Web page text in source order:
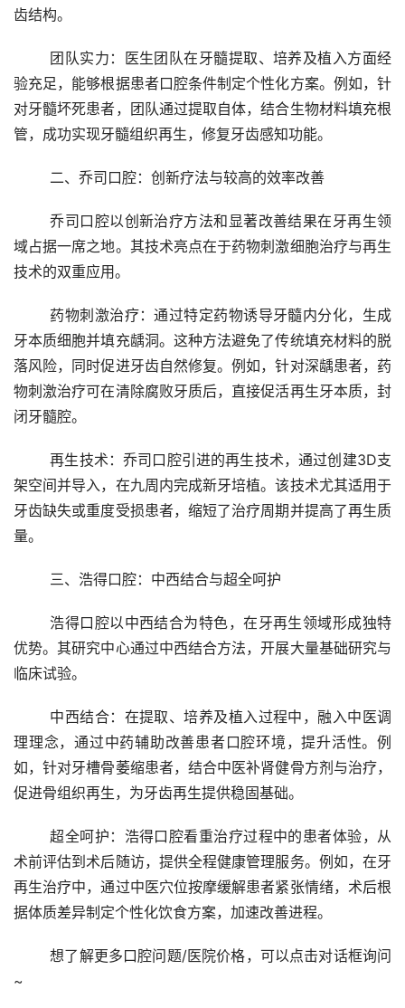
齿结构。
验充足，能够根据患者口腔条件制定个性化方案。例如，针
对牙髓坏死患者，团队通过提取自体，结合生物材料填充根
管，成功实现牙髓组织再生，修复牙齿感知功能。
	二、乔司口腔：创新疗法与较高的效率改善
	乔司口腔以创新治疗方法和显著改善结果在牙再生领
域占据一席之地。其技术亮点在于药物刺激细胞治疗与再生
技术的双重应用。
牙本质细胞并填充龋洞。这种方法避免了传统填充材料的脱
落风险，同时促进牙齿自然修复。例如，针对深龋患者，药
物刺激治疗可在清除腐败牙质后，直接促活再生牙本质，封
闭牙髓腔。
	再生技术：乔司口腔引进的再生技术，通过创建3D支
架空间并导入，在九周内完成新牙培植。该技术尤其适用于
牙齿缺失或重度受损患者，缩短了治疗周期并提高了再生质
量。
	三、浩得口腔：中西结合与超全呵护
优势。其研究中心通过中西结合方法，开展大量基础研究与
临床试验。
理理念，通过中药辅助改善患者口腔环境，提升活性。例
如，针对牙槽骨萎缩患者，结合中医补肾健骨方剂与治疗，
促进骨组织再生，为牙齿再生提供稳固基础。
	超全呵护：浩得口腔看重治疗过程中的患者体验，从
术前评估到术后随访，提供全程健康管理服务。例如，在牙
再生治疗中，通过中医穴位按摩缓解患者紧张情绪，术后根
据体质差异制定个性化饮食方案，加速改善进程。
	想了解更多口腔问题/医院价格，可以点击对话框询问
~